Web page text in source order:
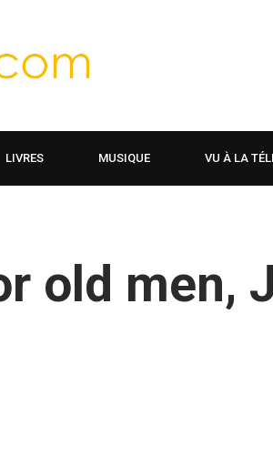
LIVRES MUSIQUE VU À LA
old men,